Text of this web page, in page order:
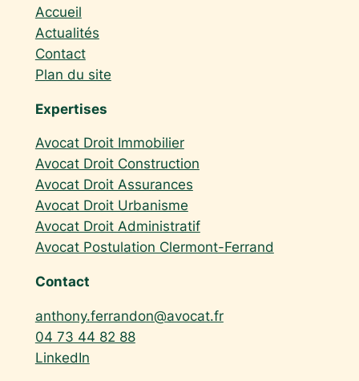
Accueil
Actualités
Contact
Plan du site
Expertises
Avocat Droit Immobilier
Avocat Droit Construction
Avocat Droit Assurances
Avocat Droit Urbanisme
Avocat Droit Administratif
Avocat Postulation Clermont-Ferrand
Contact
anthony.ferrandon@avocat.fr
04 73 44 82 88
LinkedIn